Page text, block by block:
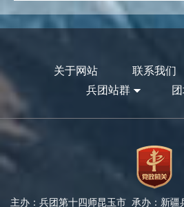
关于网站 联系我们
兵团站群
主办：兵团第十四师昆玉市 承办：新